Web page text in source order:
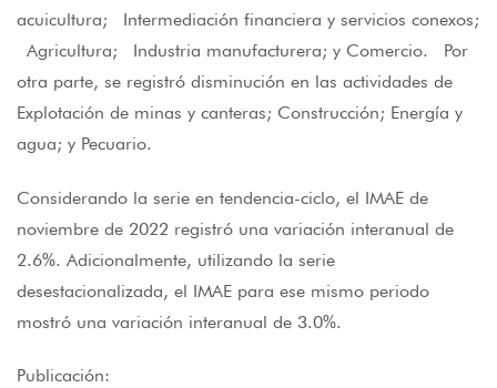
acuicultura; Intermediación financiera y servicios conexos;
Agricultura; Industria manufacturera; y Comercio. Por
otra parte, se registró disminución en las actividades de
Explotación de minas y canteras; Construcción; Energía y
agua; y Pecuario.
Considerando la serie en tendencia-ciclo, el IMAE de
noviembre de 2022 registró una variación interanual de
2.6%. Adicionalmente, utilizando la serie
desestacionalizada, el IMAE para ese mismo periodo
mostró una variación interanual de 3.0%.
Publicación: